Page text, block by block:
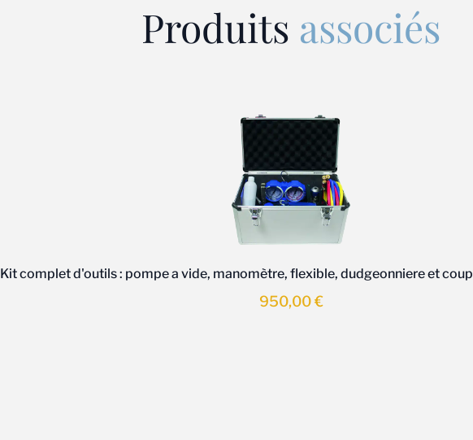
Produits associés
Kit complet d'outils : pompe a vide, manomètre, flexible, dudgeonniere et
950,00€